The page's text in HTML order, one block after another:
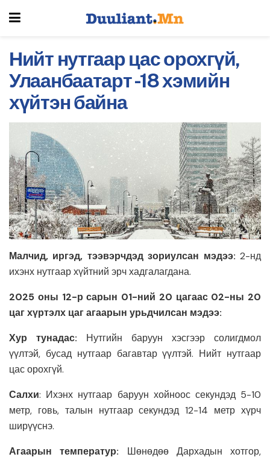
Нийт нутгаар цас орохгүй,
Улаанбаатарт -18 хэмийн
хүйтэн байна
Малчид, иргэд, тээвэрчдэд зориулсан мэдээ: 2-нд
ихэнх нутгаар хүйтний эрч хадгалагдана.
2025 оны 12-р сарын 01-ний 20 цагаас 02-ны 20
цаг хүртэлх цаг агаарын урьдчилсан мэдээ:
Хур тунадас: Нутгийн баруун хэсгээр солигдмол
үүлтэй, бусад нутгаар багавтар үүлтэй. Нийт нутгаар
цас орохгүй.
Салхи: Ихэнх нутгаар баруун хойноос секундэд 5-10
метр, говь, талын нутгаар секундэд 12-14 метр хүрч
ширүүснэ.
Агаарын температур: Шөнөдөө Дархадын хотгор,